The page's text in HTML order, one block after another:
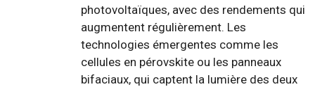
photovoltaïques, avec des rendements qui
augmentent régulièrement. Les
technologies émergentes comme les
cellules en pérovskite ou les panneaux
bifaciaux, qui captent la lumière des deux